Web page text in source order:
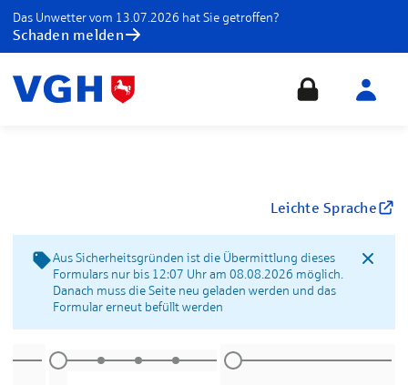
Das Unwetter vom 13.07.2026 hat Sie getroffen?
Schaden melden
Leichte Sprache
Aus Sicherheitsgründen ist die Übermittlung dieses
Formulars nur bis 12:07 Uhr am 08.08.2026 möglich.
Danach muss die Seite neu geladen werden und das
Formular erneut befüllt werden